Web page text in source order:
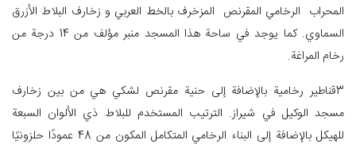
المحراب الرخامي المقرنص المزخرف بالخط العربي و زخارف البلاط الأزرق
السماوي. كما يوجد في ساحة هذا المسجد منبر مؤلف من 14 درجة من
رخام المراغة.
3قناطیر رخامية بالإضافة إلى حنية مقرنص لشكي هي من بين زخارف
مسجد الوكيل في شيراز. الترتيب المستخدم للبلاط ذي الألوان السبعة
للهيكل بالإضافة إلى البناء الرخامي المتكامل المكون من 48 عمودًا حلزونيًا